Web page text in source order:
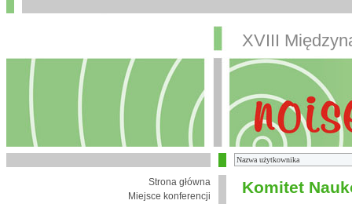
XVIII
Strona główna
Miejsce konferencji
Komitet